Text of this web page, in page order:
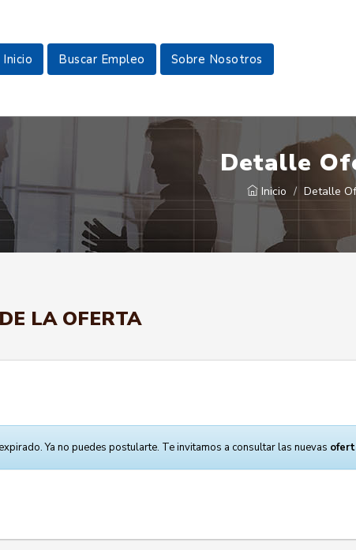
Inicio Buscar Empleo Sobre Nosotros
Detalle
Inicio Detalle
LA OFERTA
Ya no puedes postularte. Te invitamos a consultar las nuevas